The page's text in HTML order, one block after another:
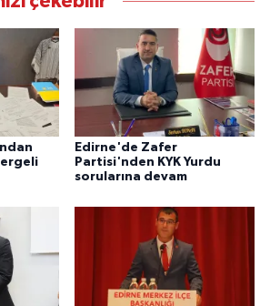
Edirne'de Zafer
Partisi'nden KYK Yurdu
sorularına devam